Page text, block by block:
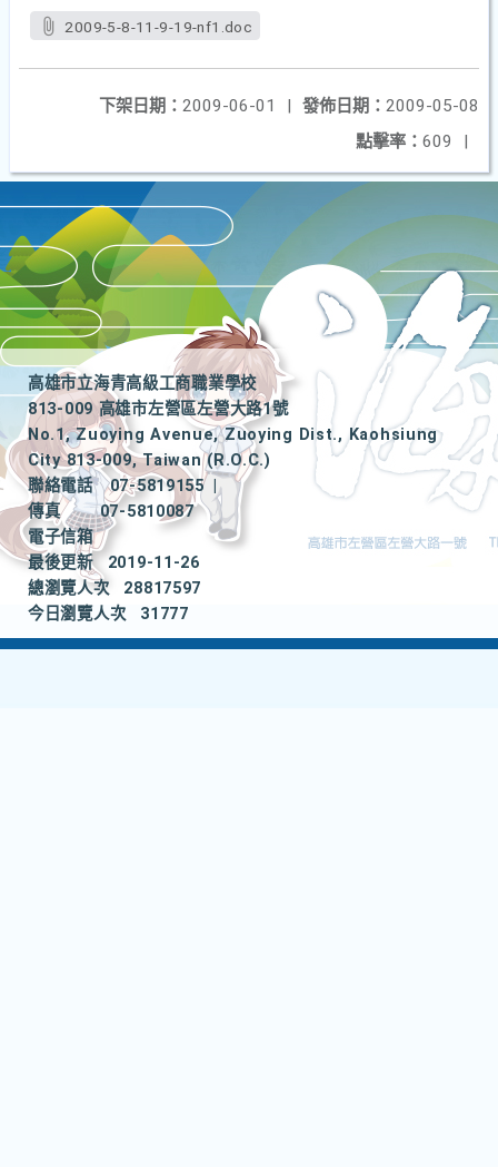
2009-5-8-11-9-19-nf1.doc
發佈日期： 2009-05-08
下架日期： 2009-06-01
|
點擊率： 609 |
高雄市立海青高級工商職業學校
813-009 高雄市左營區左營大路1號
No.1, Zuoying Avenue, Zuoying Dist., Kaohsiung
City 813-009, Taiwan (R.O.C.)
聯絡電話
07-5819155
|
傳真
07-5810087
電子信箱
最後更新
2019-11-26
總瀏覽人次
28817597
今日瀏覽人次
31777